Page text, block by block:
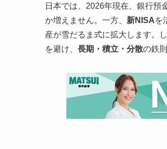
日本では、2026年現在、銀行預
か増えません。一方、 新NISAを
産が雪だるま式に拡大します。
を避け、 長期・積立・分散の鉄